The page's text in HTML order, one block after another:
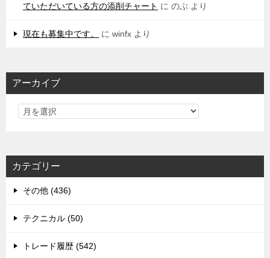
ていただいている方の添削チャート に のぶ より
現在も募集中です。 に winfx より
アーカイブ
カテゴリー
その他 (436)
テクニカル (50)
トレード履歴 (542)